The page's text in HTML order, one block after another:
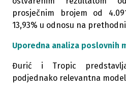
prosječnim brojem od
13,93% u odnosu na
Uporedna analiza poslovnih
Đurić i Tropic
podjednako relevantna